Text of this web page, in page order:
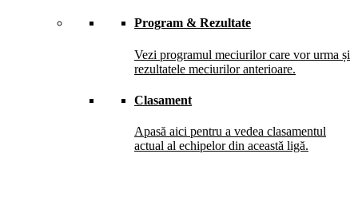
Program & Rezultate
Vezi programul meciurilor care vor urma și
rezultatele meciurilor anterioare.
Clasament
Apasă aici pentru a vedea clasamentul
actual al echipelor din această ligă.